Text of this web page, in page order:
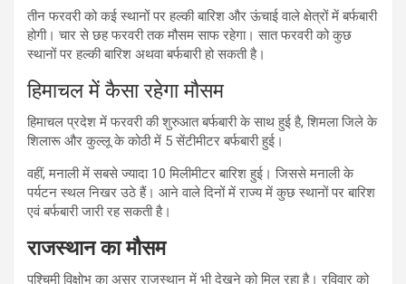
तीन फरवरी को कई स्थानों पर हल्की बारिश और ऊंचाई वाले क्षेत्रों में बर्फबारी
होगी। चार से छह फरवरी तक मौसम साफ रहेगा। सात फरवरी को कुछ
स्थानों पर हल्की बारिश अथवा बर्फबारी हो सकती है।
हिमाचल में कैसा रहेगा मौसम
हिमाचल प्रदेश में फरवरी की शुरुआत बर्फबारी के साथ हुई है, शिमला जिले के
शिलारू और कुल्लू के कोठी में 5 सेंटीमीटर बर्फबारी हुई।
वहीं, मनाली में सबसे ज्यादा 10 मिलीमीटर बारिश हुई। जिससे मनाली के
पर्यटन स्थल निखर उठे हैं। आने वाले दिनों में राज्य में कुछ स्थानों पर बारिश
एवं बर्फबारी जारी रह सकती है।
राजस्थान का मौसम
पश्चिमी विक्षोभ का असर राजस्थान में भी देखने को मिल रहा है। रविवार को